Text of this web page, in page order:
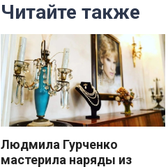
Читайте также
Людмила Гурченко
мастерила наряды из